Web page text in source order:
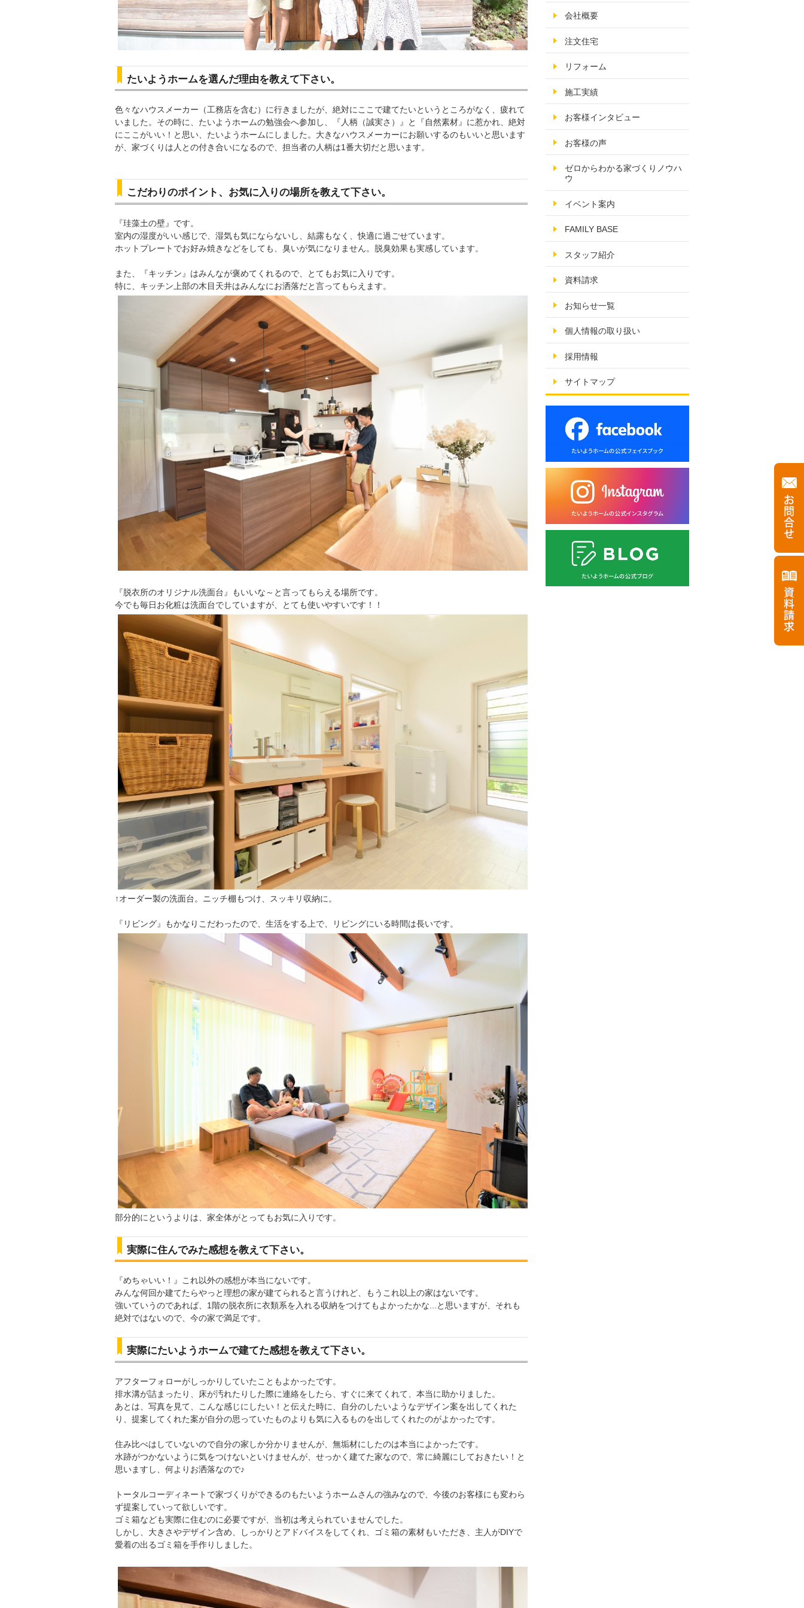
たいようホームを選んだ理由を教えて下さい。
色々なハウスメーカー（工務店を含む）に行きましたが、絶対にここで建てたいというところがなく、疲れて
いました。その時に、たいようホームの勉強会へ参加し、『人柄（誠実さ）』と『自然素材』に惹かれ、絶対
にここがいい！と思い、たいようホームにしました。大きなハウスメーカーにお願いするのもいいと思います
が、家づくりは人との付き合いになるので、担当者の人柄は1番大切だと思います。
こだわりのポイント、お気に入りの場所を教えて下さい。
『珪藻土の壁』です。
室内の湿度がいい感じで、湿気も気にならないし、結露もなく、快適に過ごせています。
ホットプレートでお好み焼きなどをしても、臭いが気になりません。脱臭効果も実感しています。
また、『キッチン』はみんなが褒めてくれるので、とてもお気に入りです。
特に、キッチン上部の木目天井はみんなにお洒落だと言ってもらえます。
『脱衣所のオリジナル洗面台』もいいな～と言ってもらえる場所です。
今でも毎日お化粧は洗面台でしていますが、とても使いやすいです！！
↑オーダー製の洗面台。ニッチ棚もつけ、スッキリ収納に。
『リビング』もかなりこだわったので、生活をする上で、リビングにいる時間は長いです。
部分的にというよりは、家全体がとってもお気に入りです。
実際に住んでみた感想を教えて下さい。
『めちゃいい！』これ以外の感想が本当にないです。
みんな何回か建てたらやっと理想の家が建てられると言うけれど、もうこれ以上の家はないです。
強いていうのであれば、1階の脱衣所に衣類系を入れる収納をつけてもよかったかな...と思いますが、それも
絶対ではないので、今の家で満足です。
実際にたいようホームで建てた感想を教えて下さい。
アフターフォローがしっかりしていたこともよかったです。
排水溝が詰まったり、床が汚れたりした際に連絡をしたら、すぐに来てくれて、本当に助かりました。
あとは、写真を見て、こんな感じにしたい！と伝えた時に、自分のしたいようなデザイン案を出してくれた
り、提案してくれた案が自分の思っていたものよりも気に入るものを出してくれたのがよかったです。
住み比べはしていないので自分の家しか分かりませんが、無垢材にしたのは本当によかったです。
水跡がつかないように気をつけないといけませんが、せっかく建てた家なので、常に綺麗にしておきたい！と
思いますし、何よりお洒落なので♪
トータルコーディネートで家づくりができるのもたいようホームさんの強みなので、今後のお客様にも変わら
ず提案していって欲しいです。
ゴミ箱なども実際に住むのに必要ですが、当初は考えられていませんでした。
しかし、大きさやデザイン含め、しっかりとアドバイスをしてくれ、ゴミ箱の素材もいただき、主人がDIYで
愛着の出るゴミ箱を手作りしました。
会社概要
注文住宅
リフォーム
施工実績
お客様インタビュー
お客様の声
ゼロからわかる家づくりノウハ
ウ
イベント案内
FAMILY BASE
スタッフ紹介
資料請求
お知らせ一覧
個人情報の取り扱い
採用情報
サイトマップ